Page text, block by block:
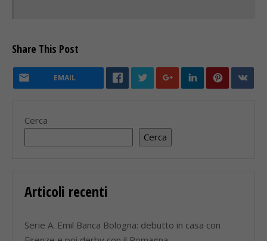
Share This Post
EMAIL
Cerca
Cerca
Articoli recenti
Serie A. Emil Banca Bologna: debutto in casa con